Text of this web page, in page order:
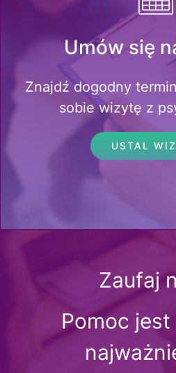
Umów się
Znajdź dogodny
sobie wizytę z
USTAL
Zaufaj
Pomoc